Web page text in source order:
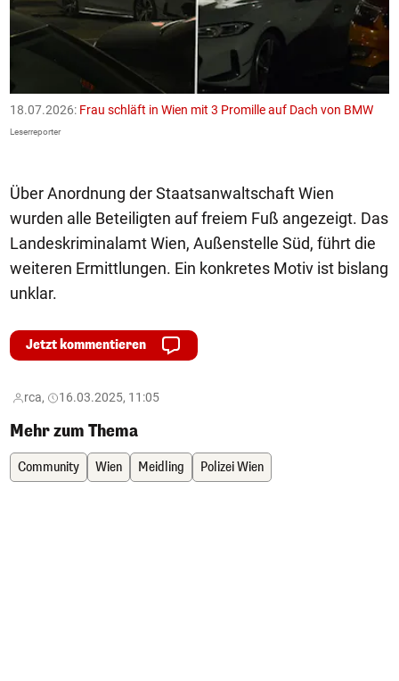
18.07.2026: Frau schläft in Wien mit 3 Promille auf Dach von BMW
Leserreporter
Über Anordnung der Staatsanwaltschaft Wien
wurden alle Beteiligten auf freiem Fuß angezeigt. Das
Landeskriminalamt Wien, Außenstelle Süd, führt die
weiteren Ermittlungen. Ein konkretes Motiv ist bislang
unklar.
Jetzt kommentieren
rca, 16.03.2025, 11:05
Mehr zum Thema
Community Wien Meidling Polizei Wien